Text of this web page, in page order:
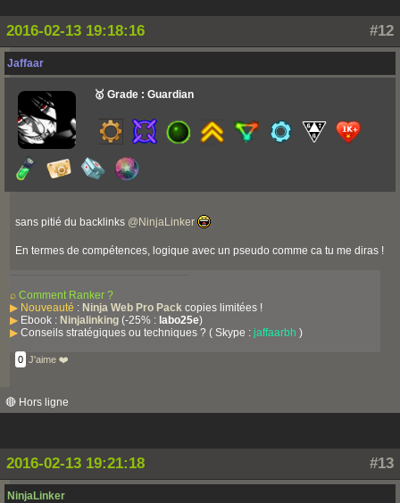
#12
2016-02-13 19:18:16
Jaffaar
🥇 Grade : Guardian
sans pitié du backlinks @NinjaLinker
En termes de compétences, logique avec un pseudo comme ca tu me diras !
⌕ Comment Ranker ?
▶ Nouveauté : Ninja Web Pro Pack copies limitées !
▶ Ebook : Ninjalinking (-25% : labo25e)
▶ Conseils stratégiques ou techniques ? ( Skype : jaffaarbh )
0 J'aime ❤️
🔴 Hors ligne
#13
2016-02-13 19:21:18
NinjaLinker